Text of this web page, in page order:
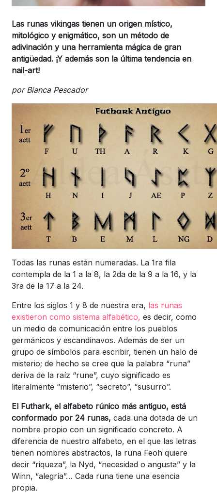
Las runas vikingas tienen un origen místico,
mitológico y enigmático, son un método de
adivinación y una herramienta mágica de gran
antigüedad. ¡Y además son la última tendencia en
nail-art!
por Bianca Pescador
Todas las runas están numeradas. La 1ra fila
contempla de la 1 a la 8, la 2da de la 9 a la 16, y la
3ra de la 17 a la 24.
Entre los siglos 1 y 8 de nuestra era, las runas
existieron como sistema alfabético, es decir, como
un medio de comunicación entre los pueblos
germánicos y escandinavos. Además de ser un
grupo de símbolos para escribir, tienen un halo de
misterio; de hecho se cree que la palabra “runa”
deriva de la raíz “rune”, cuyo significado es
literalmente “misterio”, “secreto”, “susurro”.
El Futhark, el alfabeto rúnico más antiguo, está
conformado por 24 runas, cada una dotada de un
nombre propio con un significado concreto. A
diferencia de nuestro alfabeto, en el que las letras
tienen nombres abstractos, la runa Feoh quiere
decir “riqueza”, la Nyd, “necesidad o angusta” y la
Winn, “alegría”… Cada runa tiene una esencia
propia.